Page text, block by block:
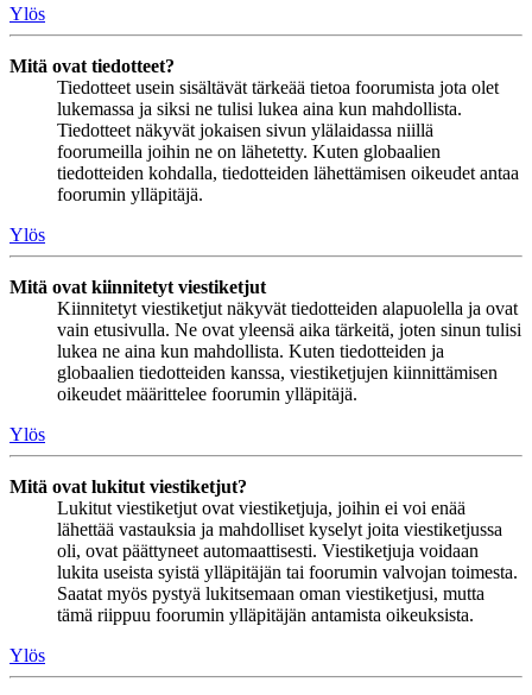
Ylös
Mitä ovat tiedotteet?
Tiedotteet usein sisältävät tärkeää tietoa foorumista jota olet
lukemassa ja siksi ne tulisi lukea aina kun mahdollista.
Tiedotteet näkyvät jokaisen sivun ylälaidassa niillä
foorumeilla joihin ne on lähetetty. Kuten globaalien
tiedotteiden kohdalla, tiedotteiden lähettämisen oikeudet antaa
foorumin ylläpitäjä.
Ylös
Mitä ovat kiinnitetyt viestiketjut
Kiinnitetyt viestiketjut näkyvät tiedotteiden alapuolella ja ovat
vain etusivulla. Ne ovat yleensä aika tärkeitä, joten sinun tulisi
lukea ne aina kun mahdollista. Kuten tiedotteiden ja
globaalien tiedotteiden kanssa, viestiketjujen kiinnittämisen
oikeudet määrittelee foorumin ylläpitäjä.
Ylös
Mitä ovat lukitut viestiketjut?
Lukitut viestiketjut ovat viestiketjuja, joihin ei voi enää
lähettää vastauksia ja mahdolliset kyselyt joita viestiketjussa
oli, ovat päättyneet automaattisesti. Viestiketjuja voidaan
lukita useista syistä ylläpitäjän tai foorumin valvojan toimesta.
Saatat myös pystyä lukitsemaan oman viestiketjusi, mutta
tämä riippuu foorumin ylläpitäjän antamista oikeuksista.
Ylös